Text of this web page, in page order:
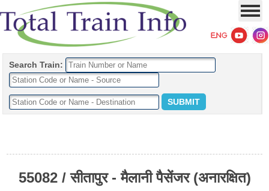
Search Train:
55082 / सीतापुर - मैलानी पैसेंजर (अनारक्षित)